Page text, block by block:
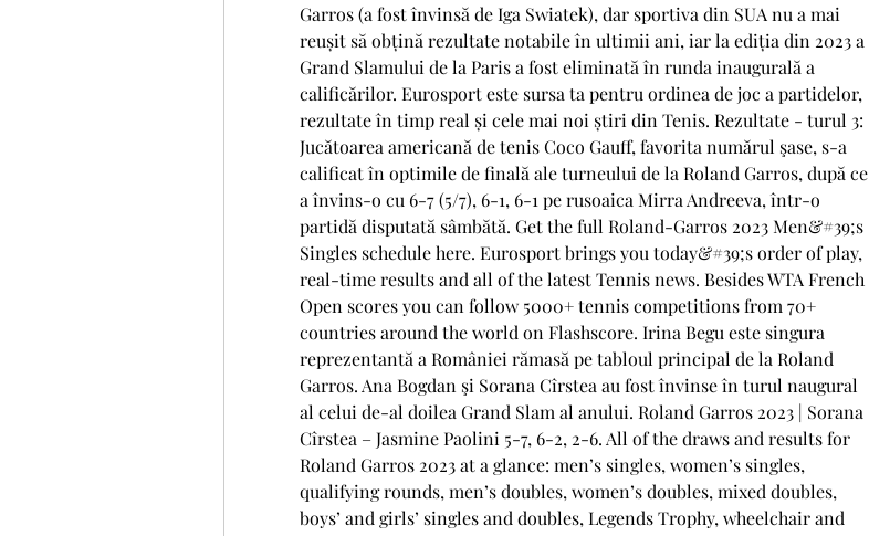
Garros (a fost învinsă de Iga Swiatek), dar sportiva din SUA nu a mai
reușit să obțină rezultate notabile în ultimii ani, iar la ediția din 2023 a
Grand Slamului de la Paris a fost eliminată în runda inaugurală a
calificărilor. Eurosport este sursa ta pentru ordinea de joc a partidelor,
rezultate în timp real și cele mai noi știri din Tenis. Rezultate - turul 3:
Jucătoarea americană de tenis Coco Gauff, favorita numărul şase, s-a
calificat în optimile de finală ale turneului de la Roland Garros, după ce
a învins-o cu 6-7 (5/7), 6-1, 6-1 pe rusoaica Mirra Andreeva, într-o
partidă disputată sâmbătă. Get the full Roland-Garros 2023 Men&#39;s
Singles schedule here. Eurosport brings you today&#39;s order of play,
real-time results and all of the latest Tennis news. Besides WTA French
Open scores you can follow 5000+ tennis competitions from 70+
countries around the world on Flashscore. Irina Begu este singura
reprezentantă a României rămasă pe tabloul principal de la Roland
Garros. Ana Bogdan şi Sorana Cîrstea au fost învinse în turul naugural
al celui de-al doilea Grand Slam al anului. Roland Garros 2023 | Sorana
Cîrstea – Jasmine Paolini 5-7, 6-2, 2-6. All of the draws and results for
Roland Garros 2023 at a glance: men’s singles, women’s singles,
qualifying rounds, men’s doubles, women’s doubles, mixed doubles,
boys’ and girls’ singles and doubles, Legends Trophy, wheelchair and